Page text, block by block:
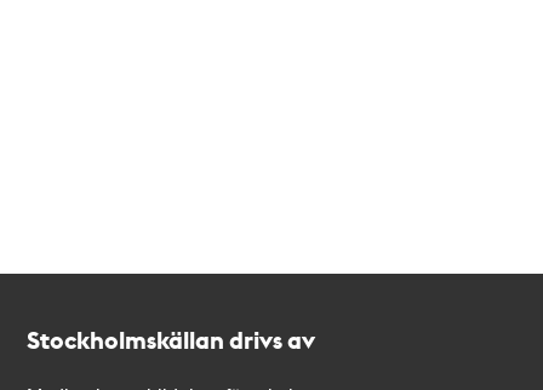
Stockholmskällan drivs av